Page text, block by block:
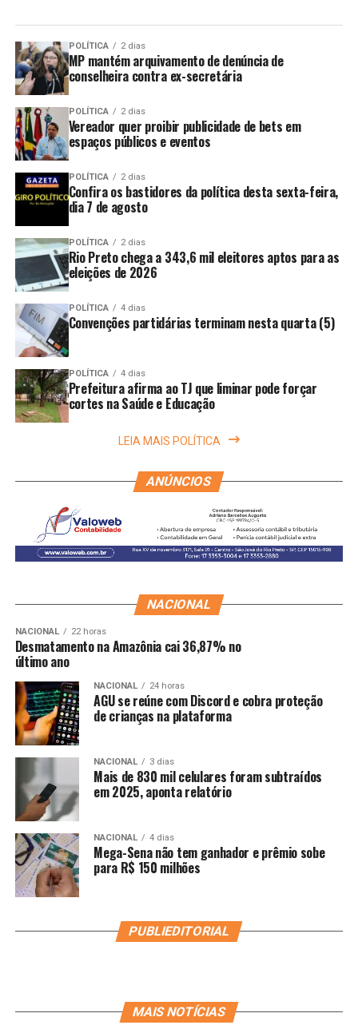
POLÍTICA 2 dias
MP mantém arquivamento de denúncia de
conselheira contra ex-secretária
POLÍTICA 2 dias
Vereador quer proibir publicidade de bets em
espaços públicos e eventos
POLÍTICA 2 dias
Confira os bastidores da política desta sexta-feira,
dia 7 de agosto
POLÍTICA 2 dias
Rio Preto chega a 343,6 mil eleitores aptos para as
eleições de 2026
POLÍTICA 4 dias
Convenções partidárias terminam nesta quarta (5)
POLÍTICA 4 dias
Prefeitura afirma ao TJ que liminar pode forçar
cortes na Saúde e Educação
LEIA MAIS POLÍTICA
ANÚNCIOS
NACIONAL
NACIONAL 22 horas
Desmatamento na Amazônia cai 36,87% no
último ano
NACIONAL 24 horas
AGU se reúne com Discord e cobra proteção
de crianças na plataforma
NACIONAL 3 dias
Mais de 830 mil celulares foram subtraídos
em 2025, aponta relatório
NACIONAL 4 dias
Mega-Sena não tem ganhador e prêmio sobe
para R$ 150 milhões
PUBLIEDITORIAL
MAIS NOTÍCIAS